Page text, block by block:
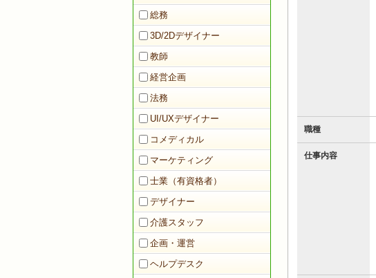
総務
3D/2Dデザイナー
教師
経営企画
法務
UI/UXデザイナー
コメディカル
マーケティング
士業（有資格者）
デザイナー
介護スタッフ
企画・運営
ヘルプデスク
職種
仕事内容